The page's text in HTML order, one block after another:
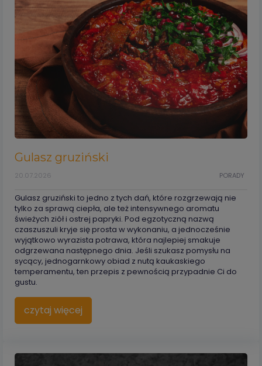
Gulasz gruziński
PORADY
20.07.2026
Gulasz gruziński to jedno z tych dań, które rozgrzewają nie
tylko za sprawą ciepła, ale też intensywnego aromatu
świeżych ziół i ostrej papryki. Pod egzotyczną nazwą
czaszuszuli kryje się prosta w wykonaniu, a jednocześnie
wyjątkowo wyrazista potrawa, która najlepiej smakuje
odgrzewana następnego dnia. Jeśli szukasz pomysłu na
sycący, jednogarnkowy obiad z nutą kaukaskiego
temperamentu, ten przepis z pewnością przypadnie Ci do
gustu.
czytaj więcej